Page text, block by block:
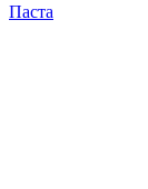
Паста